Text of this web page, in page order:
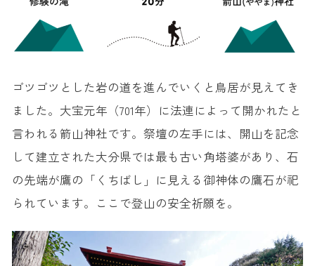
ゴツゴツとした岩の道を進んでいくと鳥居が見えてき
ました。大宝元年（701年）に法連によって開かれたと
言われる箭山神社です。祭壇の左手には、開山を記念
して建立された大分県では最も古い角塔婆があり、石
の先端が鷹の「くちばし」に見える御神体の鷹石が祀
られています。ここで登山の安全祈願を。